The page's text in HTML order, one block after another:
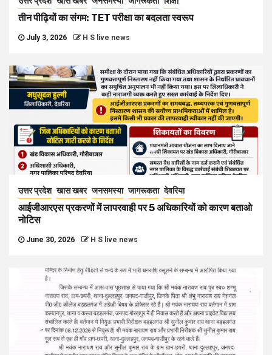
तीन पीढ़ियों का संगम: TET परीक्षा का बदलता स्वरूप
July 3, 2026 H S live news
उत्तर प्रदेश खास खबर जनसमस्या जागरूकता देवरिया
आईजीआरएस प्रकरणों में लापरवाही पर 5 अधिकारियों को कारण बताओ
नोटिस
June 30, 2026 H S live news